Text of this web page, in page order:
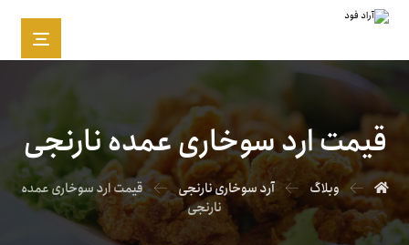
قیمت ارد سوخاری عمده نارنجی
وبلاگ آرد سوخاری نارنجی
قیمت ارد سوخاری عمده
نارنجی